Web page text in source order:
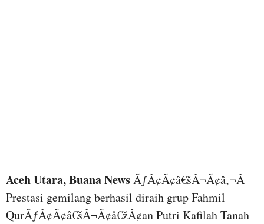
Aceh Utara, Buana NewsÃƒÂ¢Ã¢â€šÂ¬Ã¢â‚¬Â
Prestasi gemilang berhasil diraih grup Fahmil
QurÃƒÂ¢Ã¢â€šÂ¬Ã¢â€žÂ¢an Putri Kafilah Tanah